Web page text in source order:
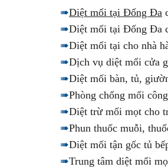
➠Diệt mối tại Đống Đa
➠Diệt mối tại Đống Đa
➠Diệt mối tại cho nhà
➠Dịch vụ diệt mối cửa
➠Diệt mối bàn, tủ,
➠Phòng chống mối
➠Diệt trừ mối mọt cho
➠Phun thuốc muỗi,
➠Diệt mối tận gốc tủ
➠Trung tâm diệt mối